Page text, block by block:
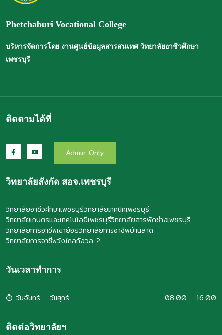
Phetchaburi Vocational College
บริหารจัดการโดย งานศูนย์ข้อมูลสารสนเทศ วิทยาลัยอาชีวศึกษา
เพชรบุรี
ติดตามได้ที่
Admin Only
วิทยาลัยสังกัด สอจ.เพชรบุรี
วิทยาลัยอาชีวศึกษาเพชรบุรีวิทยาลัยเทคนิคเพชรบุรี
วิทยาลัยเกษตรและเทคโนโลยีเพชรบุรีวิทยาลัยสารพัดช่างเพชรบุรี
วิทยาลัยการอาชีพเขาย้อยวิทยาลัยการอาชีพบ้านลาด
วิทยาลัยการอาชีพวังไกลกังวล 2
วันเวลาทำการ
วันจันทร์ - วันศุกร์ 08:00 - 16:00
ติดต่อวิทยาลัยฯ